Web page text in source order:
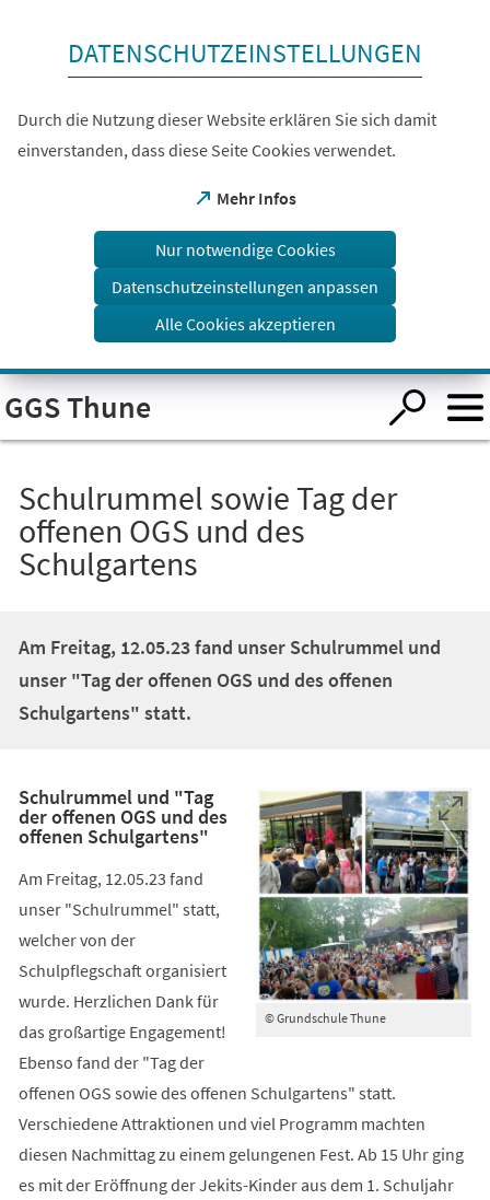
Visuelle
Assistenzsoftware
öffnen.
DATENSCHUTZEINSTELLUNGEN
Durch die Nutzung dieser Website erklären Sie sich damit
einverstanden, dass diese Seite Cookies verwendet.
Mehr Infos
(Öffnet
einem
Tab)
Nur notwendige Cookies
Datenschutzeinstellungen anpassen
Alle Cookies akzeptieren
GGS Thune
Schulrummel sowie Tag der
offenen OGS und des
Schulgartens
Am Freitag, 12.05.23 fand unser Schulrummel und
unser "Tag der offenen OGS und des offenen
Schulgartens" statt.
© Grundschule Thune
Schulrummel und "Tag
der offenen OGS und des
offenen Schulgartens"
Am Freitag, 12.05.23 fand
unser "Schulrummel" statt,
welcher von der
Schulpflegschaft organisiert
wurde. Herzlichen Dank für
das großartige Engagement!
Ebenso fand der "Tag der
offenen OGS sowie des offenen Schulgartens" statt.
Verschiedene Attraktionen und viel Programm machten
diesen Nachmittag zu einem gelungenen Fest. Ab 15 Uhr ging
es mit der Eröffnung der Jekits-Kinder aus dem 1. Schuljahr